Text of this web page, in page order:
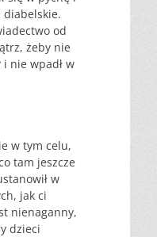
diabelskie.
od
żeby nie
i nie wpadł w
w tym celu,
tam jeszcze
w
jak ci
nienaganny,
dzieci